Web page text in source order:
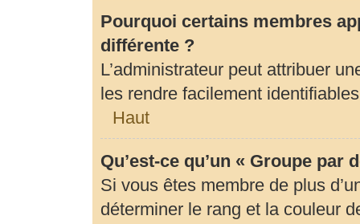
Pourquoi certains membres
différente ?
L’administrateur peut attribuer
les rendre facilement
Haut
Qu’est-ce qu’un « Groupe par
Si vous êtes membre de plus
déterminer le rang et la couleur